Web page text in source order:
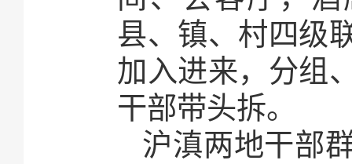
县、镇、村四级
加入进来，分组
干部带头拆。
沪滇两地干部